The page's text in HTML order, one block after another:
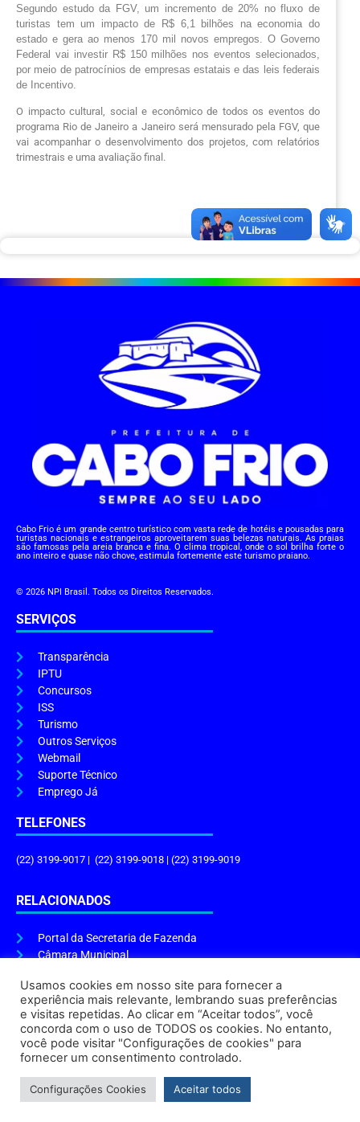
Segundo estudo da FGV, um incremento de 20% no fluxo de
turistas tem um impacto de R$ 6,1 bilhões na economia do
estado e gera ao menos 170 mil novos empregos. O Governo
Federal vai investir R$ 150 milhões nos eventos selecionados,
por meio de patrocínios de empresas estatais e das leis federais
de Incentivo.
O impacto cultural, social e econômico de todos os eventos do
programa Rio de Janeiro a Janeiro será mensurado pela FGV, que
vai acompanhar o desenvolvimento dos projetos, com relatórios
trimestrais e uma avaliação final.
Cabo Frio é um grande centro turístico com vasta rede de hotéis e pousadas para
turistas nacionais e estrangeiros aproveitarem suas belezas naturais. As praias
são famosas pela areia branca e fina. O clima tropical, onde o sol brilha forte o
ano inteiro e quase não chove, estimula fortemente este turismo praiano.
© 2026 NPI Brasil. Todos os Direitos Reservados.
SERVIÇOS
Transparência
IPTU
Concursos
ISS
Turismo
Outros Serviços
Webmail
Suporte Técnico
Emprego Já
TELEFONES
(22) 3199-9017 | (22) 3199-9018 | (22) 3199-9019
RELACIONADOS
Portal da Secretaria de Fazenda
Câmara Municipal
ENDEREÇO E HORÁRIO
Endereço:Praça Tiradentes, s/n – Centro, Cabo Frio – RJ, 28906-290
Atendimento do Protocolo Geral da Prefeitura:9h às 16h
Horário de Funcionamento:8h às 17h
Usamos cookies em nosso site para fornecer a
experiência mais relevante, lembrando suas preferências
e visitas repetidas. Ao clicar em “Aceitar todos”, você
concorda com o uso de TODOS os cookies. No entanto,
você pode visitar "Configurações de cookies" para
fornecer um consentimento controlado.
Configurações Cookies Aceitar todos